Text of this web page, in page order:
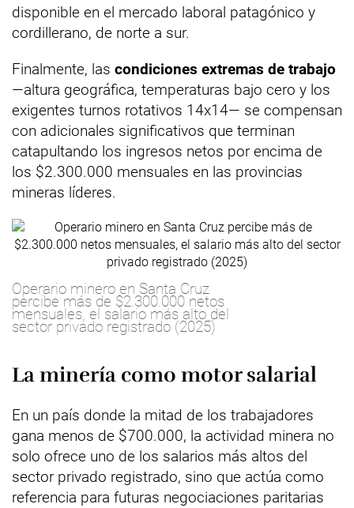
disponible en el mercado laboral patagónico y
cordillerano, de norte a sur.
Finalmente, las condiciones extremas de trabajo
—altura geográfica, temperaturas bajo cero y los
exigentes turnos rotativos 14x14— se compensan
con adicionales significativos que terminan
catapultando los ingresos netos por encima de
los $2.300.000 mensuales en las provincias
mineras líderes.
Operario minero en Santa Cruz
percibe más de $2.300.000 netos
mensuales, el salario más alto del
sector privado registrado (2025)
La minería como motor salarial
En un país donde la mitad de los trabajadores
gana menos de $700.000, la actividad minera no
solo ofrece uno de los salarios más altos del
sector privado registrado, sino que actúa como
referencia para futuras negociaciones paritarias